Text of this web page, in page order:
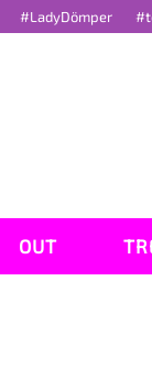
#LadyDömper
OUT